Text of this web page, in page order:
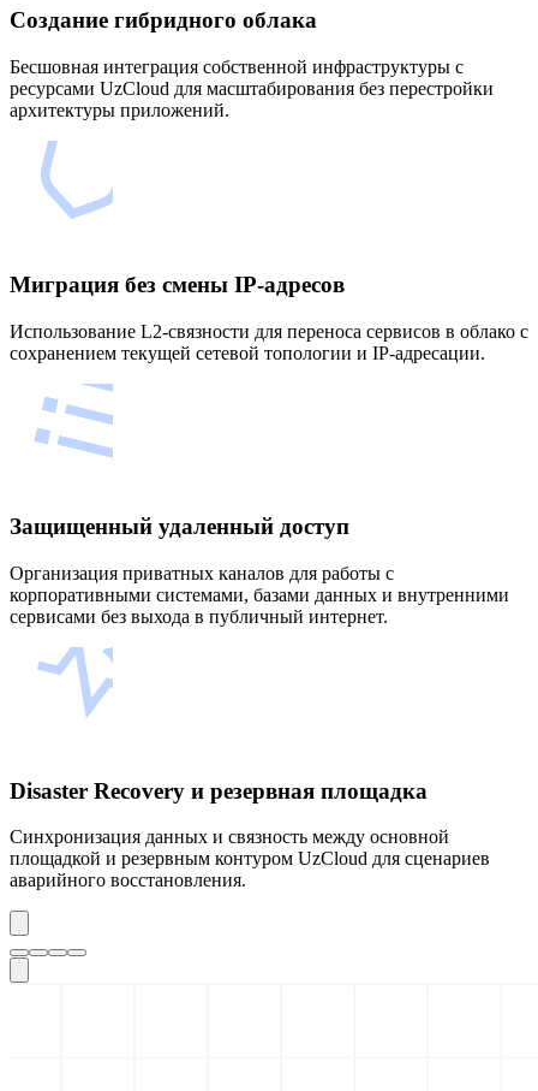
Создание гибридного облака
Бесшовная интеграция собственной инфраструктуры с
ресурсами UzCloud для масштабирования без перестройки
архитектуры приложений.
Миграция без смены IP-адресов
Использование L2-связности для переноса сервисов в облако с
сохранением текущей сетевой топологии и IP-адресации.
Защищенный удаленный доступ
Организация приватных каналов для работы с
корпоративными системами, базами данных и внутренними
сервисами без выхода в публичный интернет.
Disaster Recovery и резервная площадка
Синхронизация данных и связность между основной
площадкой и резервным контуром UzCloud для сценариев
аварийного восстановления.